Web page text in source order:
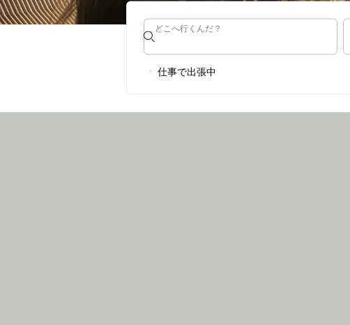
INTERCITYHOTEL
どこへ行くんだ？
どこへ行くんだ？
仕事で出張中